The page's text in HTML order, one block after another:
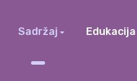
Sadržaj Edukacija